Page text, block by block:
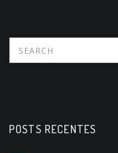
POSTS RECENTES